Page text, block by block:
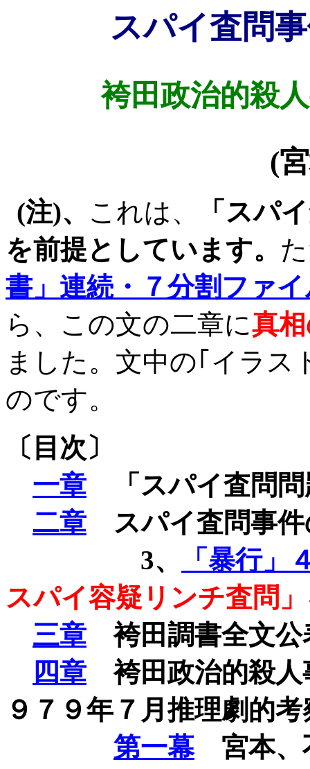
スパイ査問
袴田政治的殺
(
(注)、 これは、
「スパ
を前提としています。
書」連続・７分割ファ
ら、この文の二章に真
ました。文中の｢イラス
のです。
〔目次〕
一章 「スパイ査問問
二章 スパイ査問事件
3、
「暴行」
スパイ容疑リンチ査問」
三章 袴田調書全文公
四章 袴田政治的殺
９７９年７月推理劇的考
第一幕宮本、